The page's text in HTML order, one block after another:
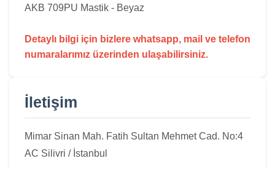
AKB 709PU Mastik - Beyaz
Detaylı bilgi için bizlere whatsapp, mail ve telefon
numaralarımız üzerinden ulaşabilirsiniz.
İletişim
Mimar Sinan Mah. Fatih Sultan Mehmet Cad. No:4
AC Silivri / İstanbul